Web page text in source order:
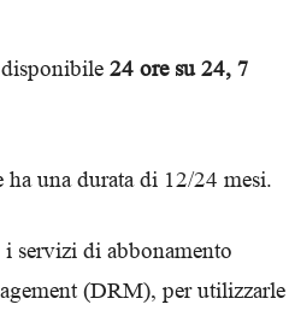
24 ore su 24, 7
ha una durata di 12/24 mesi.
servizi di abbonamento
(DRM), per utilizzarle